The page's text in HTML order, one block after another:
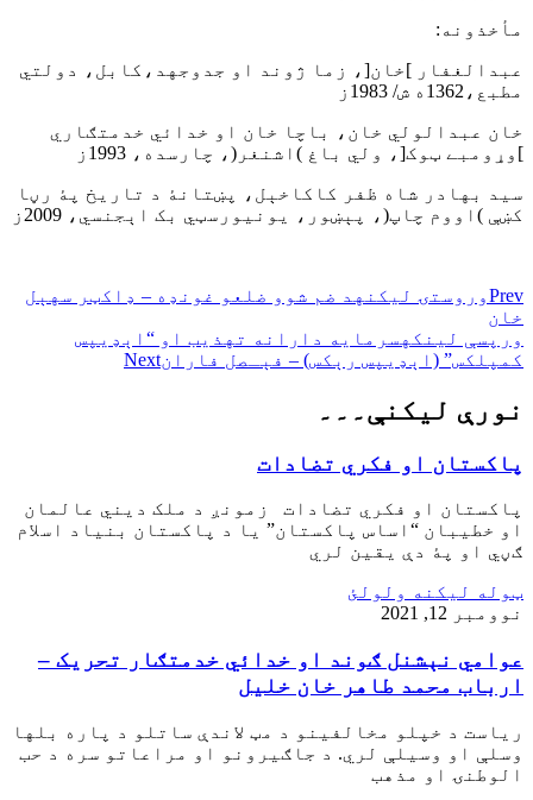
مأخذونه:
عبدالغفار ]خان[، زما ژوند او جدوجهد،کابل، دولتي
مطبع،1362ه ش/ 1983ز
خان عبدالولي خان، باچا خان او خدائي خدمتګاري
]وړومبے ټوک[، ولي باغ )اشنغر(، چارسده، 1993ز
سيد بهادر شاه ظفر کاکاخېل، پښتانۀ د تاريخ پۀ رڼا
کښې )اووم چاپ(، پېښور، يونيورسټي بک اېجنسي، 2009ز
Prevوروستۍ ليکنه د ضم شوو ضلعو غونډه – ډاکټر سهېل
خان
ورپسې لينکه سرمايه دارانه تهذيب او “اېډيپس
کمپلکس” (اېډيپس رېکس) – فېـصل فارانNext
نورې ليکنې۔۔۔
پاکستان او فکري تضادات
پاکستان او فکري تضادات زمونږ د ملک ديني عالمان
او خطيبان “اساس پاکستان” يا د پاکستان بنياد اسلام
ګڼي او پۀ دې يقين لري
ټوله ليکنه ولولئ
نوومبر 12, 2021
عوامي نېشنل ګوند او خدائي خدمتګار تحريک –
ارباب محمد طاهر خان خليل
رياست د خپلو مخالفينو د مټ لاندې ساتلو د پاره بلها
وسلې او وسيلې لري. د جاګيرونو او مراعاتو سره د حب
الوطنۍ او مذهب